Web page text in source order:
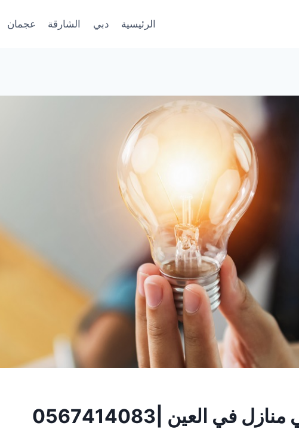
الرئيسية دبي الشارقة عجمان
في العين |0567414083